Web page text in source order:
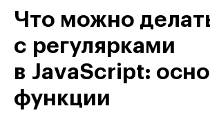
Что можно
с регулярками
в JavaScript:
функции